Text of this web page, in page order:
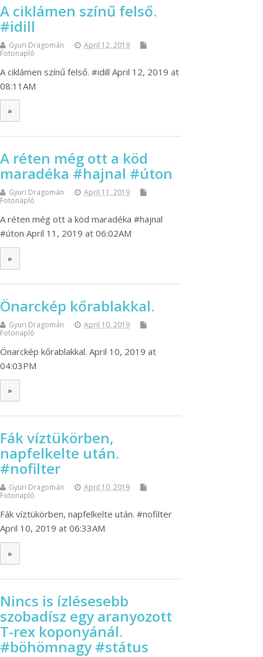
A ciklámen színű felső.
#idill
Gyuri Dragomán
April 12, 2019
Fotonapló
A ciklámen színű felső. #idill April 12, 2019 at
08:11AM
»
A réten még ott a köd
maradéka #hajnal #úton
Gyuri Dragomán
April 11, 2019
Fotonapló
A réten még ott a köd maradéka #hajnal
#úton April 11, 2019 at 06:02AM
»
Önarckép kőrablakkal.
Gyuri Dragomán
April 10, 2019
Fotonapló
Önarckép kőrablakkal. April 10, 2019 at
04:03PM
»
Fák víztükörben,
napfelkelte után.
#nofilter
Gyuri Dragomán
April 10, 2019
Fotonapló
Fák víztükörben, napfelkelte után. #nofilter
April 10, 2019 at 06:33AM
»
Nincs is ízlésesebb
szobadísz egy aranyozott
T-rex koponyánál.
#böhömnagy #státus